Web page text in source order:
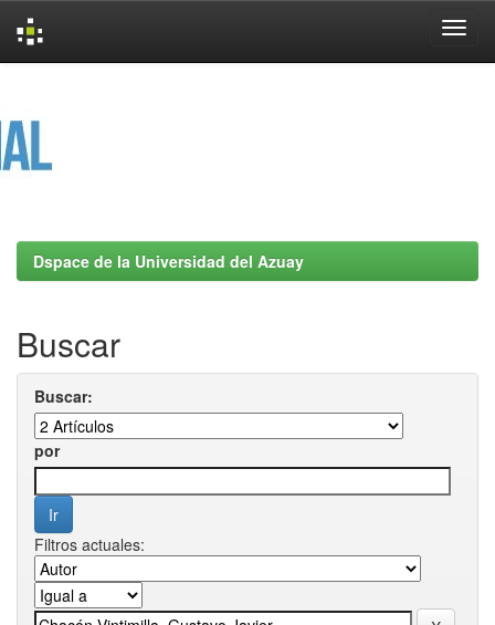
Dspace de la Universidad del Azuay
Buscar
Buscar:
por
Filtros actuales: